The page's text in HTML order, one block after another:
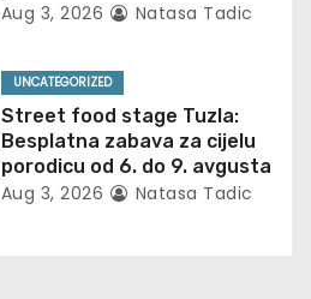
Aug 3, 2026 Natasa Tadic
UNCATEGORIZED
Street food stage Tuzla:
Besplatna zabava za cijelu
porodicu od 6. do 9. avgusta
Aug 3, 2026 Natasa Tadic